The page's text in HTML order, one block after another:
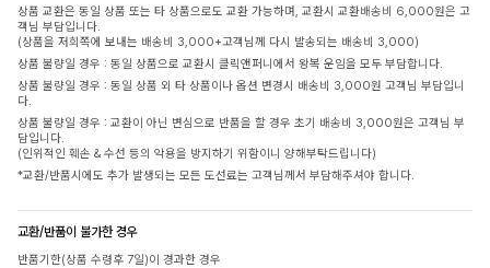
상품 교환은 동일 상품 또는 타 상품으로도 교환 가능하며, 교환시 교환배송비 6,000원은 고
객님 부담입니다.
(상품을 저희쪽에 보내는 배송비 3,000+고객님께 다시 발송되는 배송비 3,000)
상품 불량일 경우 : 동일 상품으로 교환시 클릭앤퍼니에서 왕복 운임을 모두 부담합니다.
상품 불량일 경우 : 동일 상품 외 타 상품이나 옵션 변경시 배송비 3,000원 고객님 부담입니
다.
상품 불량일 경우 : 교환이 아닌 변심으로 반품을 할 경우 초기 배송비 3,000원은 고객님 부
담입니다.
(인위적인 훼손 & 수선 등의 악용을 방지하기 위함이니 양해부탁드립니다)
*교환/반품시에도 추가 발생되는 모든 도선료는 고객님께서 부담해주셔야 합니다.
교환/반품이 불가한 경우
반품기한(상품 수령후 7일)이 경과한 경우